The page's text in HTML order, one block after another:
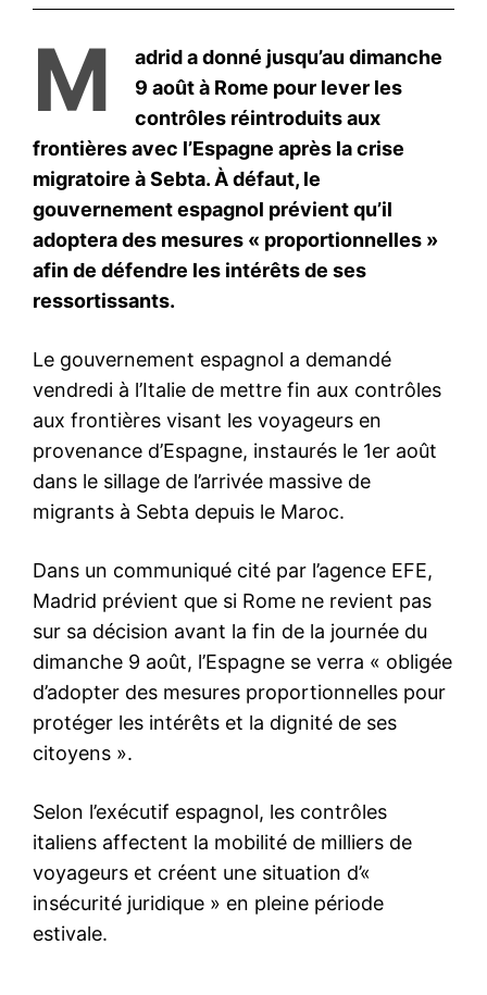
le1.ma
l'intelligence de
l'information
Insight Publications
À propos
Nous contacter